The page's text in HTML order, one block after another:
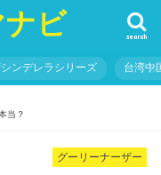
ビ search
ンデレラシリーズ 台湾中
当？
グーリーナーザー